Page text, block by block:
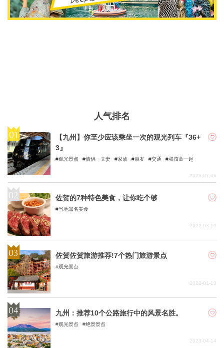
人气排名
【九州】你至少应该乘坐一次的观光列车『36+
3』
观光景点 情侣・夫妻 家族 朋友 交通 和孩童一起
2023-07-06
佐贺的7种特色美食，让你吃个够
当地知名美食
2022-03-10
佐贺佐贺旅游推荐!7个热门旅游景点
观光景点
2022-01-13
九州：推荐10个公路旅行中的风景名胜。
观光景点 绝景景点
2023-04-14